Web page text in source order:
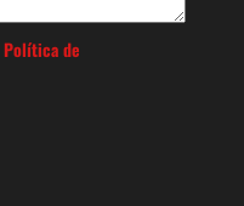
Política de